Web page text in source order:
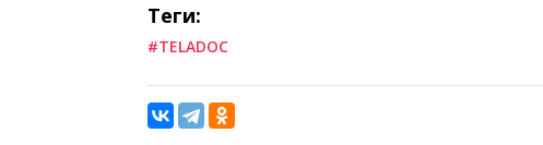
Теги:
#TELADOC